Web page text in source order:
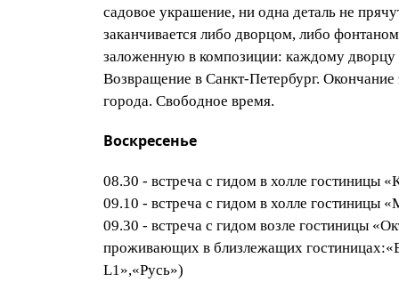
садовое украшение, ни одна деталь не
заканчивается либо дворцом, либо
заложенную в композиции: каждому дворцу
Возвращение в Санкт-Петербург.
города. Свободное время.
Воскресенье
08.30 - встреча с гидом в холле гостиницы
09.10 - встреча с гидом в холле гостиницы
09.30 - встреча с гидом возле гостиницы
проживающих в близлежащих
L1»,«Русь»)